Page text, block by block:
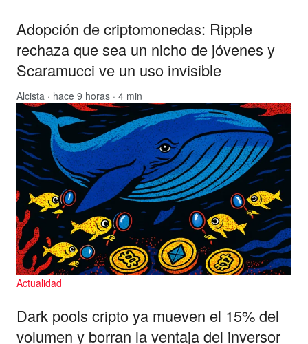
Adopción de criptomonedas: Ripple
rechaza que sea un nicho de jóvenes y
Scaramucci ve un uso invisible
Alcista · hace 9 horas · 4 min
Actualidad
Dark pools cripto ya mueven el 15% del
volumen y borran la ventaja del inversor